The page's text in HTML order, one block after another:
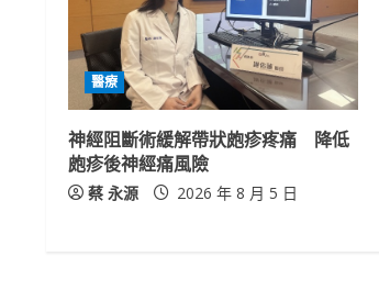
e
R
e
a
d
醫療
神經阻斷術緩解帶狀皰疹疼痛 降低
皰疹後神經痛風險
蔡 永源 2026 年 8 月 5 日